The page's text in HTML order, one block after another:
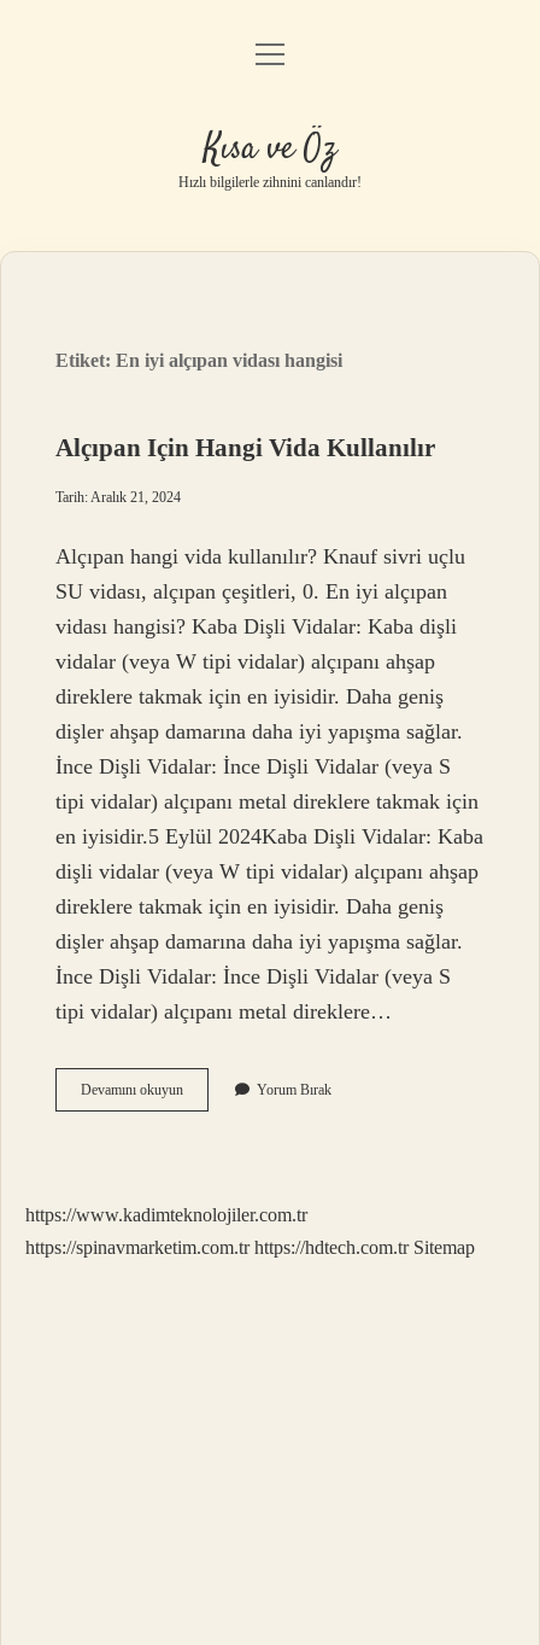
Anasayfa
Gizlilik Politikası
Yasal Uyarı
menüyü
Kısa ve Öz
Hızlı bilgilerle zihnini canlandır!
Etiket:En iyi alçıpan vidası hangisi
Alçıpan Için Hangi Vida Kullanılır
Tarih: Aralık 21, 2024
Alçıpan hangi vida kullanılır? Knauf sivri uçlu
SU vidası, alçıpan çeşitleri, 0. En iyi alçıpan
vidası hangisi? Kaba Dişli Vidalar: Kaba dişli
vidalar (veya W tipi vidalar) alçıpanı ahşap
direklere takmak için en iyisidir. Daha geniş
dişler ahşap damarına daha iyi yapışma sağlar.
İnce Dişli Vidalar: İnce Dişli Vidalar (veya S
tipi vidalar) alçıpanı metal direklere takmak için
en iyisidir.5 Eylül 2024Kaba Dişli Vidalar: Kaba
dişli vidalar (veya W tipi vidalar) alçıpanı ahşap
direklere takmak için en iyisidir. Daha geniş
dişler ahşap damarına daha iyi yapışma sağlar.
İnce Dişli Vidalar: İnce Dişli Vidalar (veya S
tipi vidalar) alçıpanı metal direklere…
Devamını okuyunAlçıpan
Için
Yorum Bırak
https://www.kadimteknolojiler.com.tr
https://spinavmarketim.com.tr https://hdtech.com.tr Sitemap